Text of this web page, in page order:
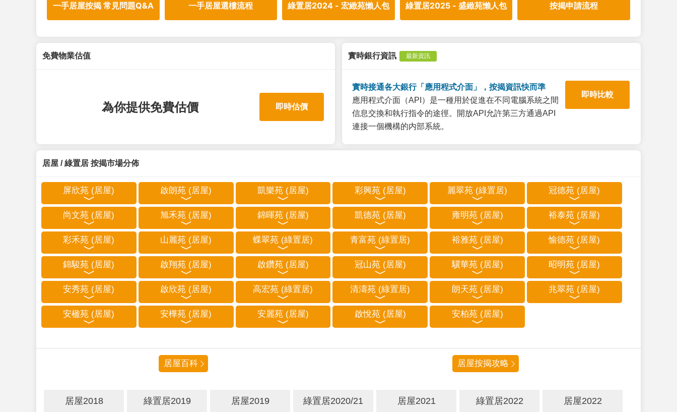
一手居屋按揭 常見問題Q&A 一手居屋選樓流程 綠置居2024 - 宏緻苑懶人包 綠置居2025 - 盛緻苑懶人包 按揭申請流程
免費物業估值
為你提供免費估價 即時估價
實時銀行資訊 最新資訊
實時接通各大銀行「應用程式介面」，按揭資訊快而準
應用程式介面（API）是一種用於促進在不同電腦系統之間
信息交換和執行指令的途徑。開放API允許第三方通過API
連接一個機構的内部系統。
即時比較
居屋 / 綠置居 按揭市場分佈
屏欣苑 (居屋) 啟朗苑 (居屋) 凱樂苑 (居屋) 彩興苑 (居屋) 麗翠苑 (綠置居) 冠德苑 (居屋)
尚文苑 (居屋) 旭禾苑 (居屋) 錦暉苑 (居屋) 凱德苑 (居屋) 雍明苑 (居屋) 裕泰苑 (居屋)
彩禾苑 (居屋) 山麗苑 (居屋) 蝶翠苑 (綠置居) 青富苑 (綠置居) 裕雅苑 (居屋) 愉德苑 (居屋)
錦駿苑 (居屋) 啟翔苑 (居屋) 啟鑽苑 (居屋) 冠山苑 (居屋) 驥華苑 (居屋) 昭明苑 (居屋)
安秀苑 (居屋) 啟欣苑 (居屋) 高宏苑 (綠置居) 清濤苑 (綠置居) 朗天苑 (居屋) 兆翠苑 (居屋)
安楹苑 (居屋) 安樺苑 (居屋) 安麗苑 (居屋) 啟悅苑 (居屋) 安柏苑 (居屋)
居屋百科 居屋按揭攻略
居屋2018 綠置居2019 居屋2019 綠置居2020/21 居屋2021 綠置居2022 居屋2022